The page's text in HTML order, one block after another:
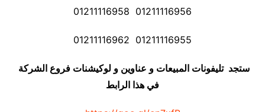
01211116956 01211116958
01211116955 01211116962
ستجد تليفونات المبيعات و عناوين و لوكيشنات فروع الشركة
في هذا الرابط